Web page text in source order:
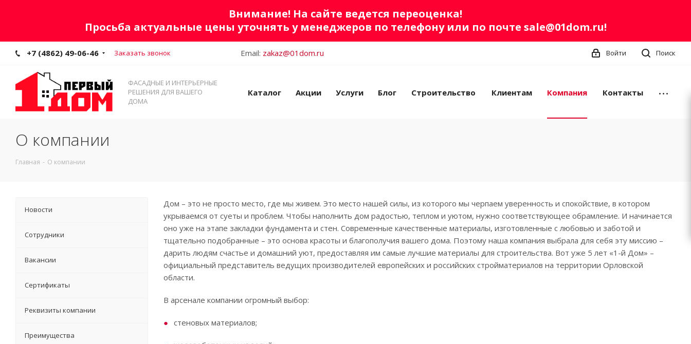
Внимание! На сайте ведется переоценка!
Просьба актуальные цены уточнять у менеджеров по телефону или по почте sale@01dom.ru!
+7 (4862) 49-06-46 Заказать звонок Email: zakaz@01dom.ru Поиск
Войти
ФАСАДНЫЕ И ИНТЕРЬЕРНЫЕ
РЕШЕНИЯ ДЛЯ ВАШЕГО
ДОМА
Каталог Акции Услуги Блог Строительство Клиентам Компания Контакты
О компании
Главная - О компании
Дом – это не просто место, где мы живем. Это место нашей силы, из которого мы черпаем уверенность и спокойствие, в котором
укрываемся от суеты и проблем. Чтобы наполнить дом радостью, теплом и уютом, нужно соответствующее обрамление. И начинается
оно уже на этапе закладки фундамента и стен. Современные качественные материалы, изготовленные с любовью и заботой и
тщательно подобранные – это основа красоты и благополучия вашего дома. Поэтому наша компания выбрала для себя эту миссию –
дарить людям счастье и домашний уют, предоставляя им самые лучшие материалы для строительства. Вот уже 5 лет «1-й Дом» –
официальный представитель ведущих производителей европейских и российских стройматериалов на территории Орловской
области.
В арсенале компании огромный выбор:
стеновых материалов;
Новости
Сотрудники
Вакансии
Сертификаты
Реквизиты компании
Преимущества